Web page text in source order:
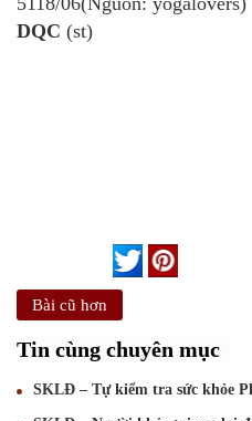
DQC (st)
Bài cũ hơn
Tin cùng chuyên mục
SKLĐ – Tự kiểm tra sức khỏe